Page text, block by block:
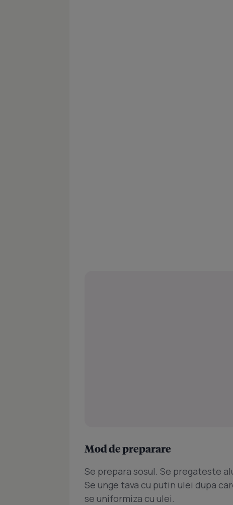
Mod de preparare
Se prepara sosul. Se pregateste
Se unge tava cu putin ulei dupa
se uniformiza cu ulei.